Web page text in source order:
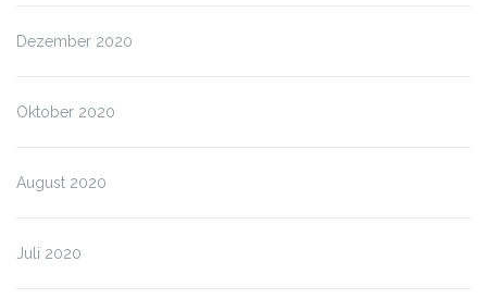
Dezember 2020
Oktober 2020
August 2020
Juli 2020